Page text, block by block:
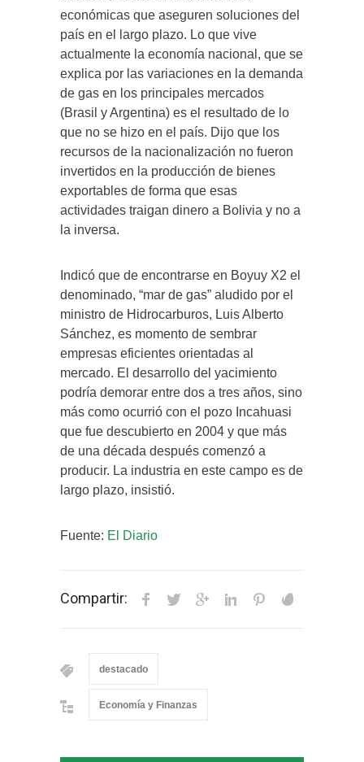
económicas que aseguren soluciones del
país en el largo plazo. Lo que vive
actualmente la economía nacional, que se
explica por las variaciones en la demanda
de gas en los principales mercados
(Brasil y Argentina) es el resultado de lo
que no se hizo en el país. Dijo que los
recursos de la nacionalización no fueron
invertidos en la producción de bienes
exportables de forma que esas
actividades traigan dinero a Bolivia y no a
la inversa.
Indicó que de encontrarse en Boyuy X2 el
denominado, “mar de gas” aludido por el
ministro de Hidrocarburos, Luis Alberto
Sánchez, es momento de sembrar
empresas eficientes orientadas al
mercado. El desarrollo del yacimiento
podría demorar entre dos a tres años, sino
más como ocurrió con el pozo Incahuasi
que fue descubierto en 2004 y que más
de una década después comenzó a
producir. La industria en este campo es de
largo plazo, insistió.
Fuente: El Diario
Compartir:
destacado
Economía y Finanzas